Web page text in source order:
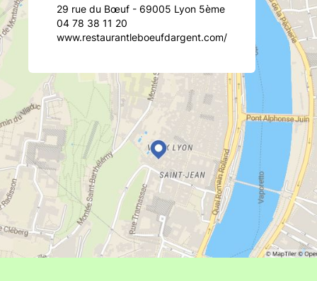
29 rue du Bœuf - 69005 Lyon 5ème
04 78 38 11 20
www.restaurantleboeufdargent.com/